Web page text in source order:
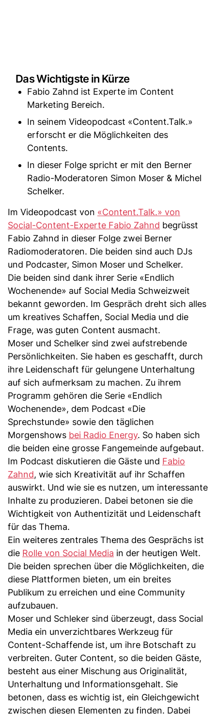
Das Wichtigste in Kürze
Fabio Zahnd ist Experte im Content
Marketing Bereich.
In seinem Videopodcast «Content.Talk.»
erforscht er die Möglichkeiten des
Contents.
In dieser Folge spricht er mit den Berner
Radio-Moderatoren Simon Moser & Michel
Schelker.
Im Videopodcast von «Content.Talk.» von
Social-Content-Experte Fabio Zahnd begrüsst
Fabio Zahnd in dieser Folge zwei Berner
Radiomoderatoren. Die beiden sind auch DJs
und Podcaster, Simon Moser und Schelker.
Die beiden sind dank ihrer Serie «Endlich
Wochenende» auf Social Media Schweizweit
bekannt geworden. Im Gespräch dreht sich alles
um kreatives Schaffen, Social Media und die
Frage, was guten Content ausmacht.
Moser und Schelker sind zwei aufstrebende
Persönlichkeiten. Sie haben es geschafft, durch
ihre Leidenschaft für gelungene Unterhaltung
auf sich aufmerksam zu machen. Zu ihrem
Programm gehören die Serie «Endlich
Wochenende», dem Podcast «Die
Sprechstunde» sowie den täglichen
Morgenshows bei Radio Energy. So haben sich
die beiden eine grosse Fangemeinde aufgebaut.
Im Podcast diskutieren die Gäste und Fabio
Zahnd, wie sich Kreativität auf ihr Schaffen
auswirkt. Und wie sie es nutzen, um interessante
Inhalte zu produzieren. Dabei betonen sie die
Wichtigkeit von Authentizität und Leidenschaft
für das Thema.
Ein weiteres zentrales Thema des Gesprächs ist
die Rolle von Social Media in der heutigen Welt.
Die beiden sprechen über die Möglichkeiten, die
diese Plattformen bieten, um ein breites
Publikum zu erreichen und eine Community
aufzubauen.
Moser und Schleker sind überzeugt, dass Social
Media ein unverzichtbares Werkzeug für
Content-Schaffende ist, um ihre Botschaft zu
verbreiten. Guter Content, so die beiden Gäste,
besteht aus einer Mischung aus Originalität,
Unterhaltung und Informationsgehalt. Sie
betonen, dass es wichtig ist, ein Gleichgewicht
zwischen diesen Elementen zu finden. Dabei